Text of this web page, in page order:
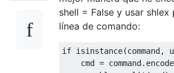
shell = False y usar
línea de comando:
if isinstance(command,
    cmd
= command. encode